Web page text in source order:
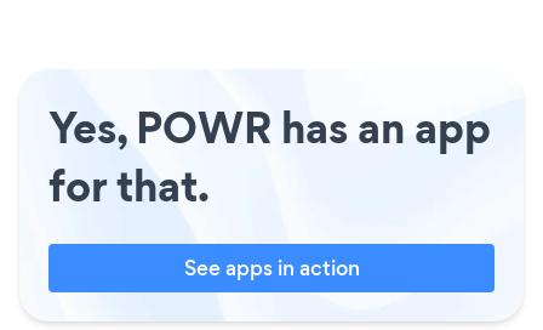
Yes, POWR has an app
for that.
See apps in action